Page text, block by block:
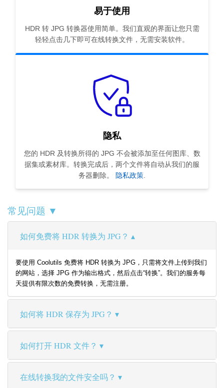
易于使用
HDR 转 JPG 转换器使用简单。我们直观的界面让您只需
轻轻点击几下即可在线转换文件，无需安装软件。
隐私
您的 HDR 及转换所得的 JPG 不会被添加至任何图库、数
据集或素材库。转换完成后，两个文件将自动从我们的服
务器删除。
隐私政策.
常见问题 ▼
如何免费将 HDR 转换为 JPG？
要使用 Coolutils 免费将 HDR 转换为 JPG，只需将文件上传到我们
的网站，选择 JPG 作为输出格式，然后点击“转换”。我们的服务每
天提供有限次数的免费转换，无需注册。
如何将 HDR 保存为 JPG？
如何打开 HDR 文件？
在线转换我的文件安全吗？